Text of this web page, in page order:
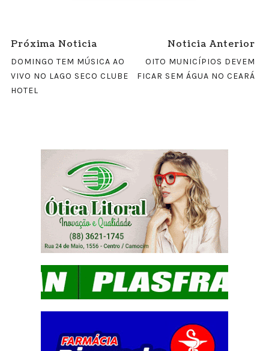
Próxima Noticia
DOMINGO TEM MÚSICA AO
VIVO NO LAGO SECO CLUBE
HOTEL
Noticia Anterior
OITO MUNICÍPIOS DEVEM
FICAR SEM ÁGUA NO CEARÁ